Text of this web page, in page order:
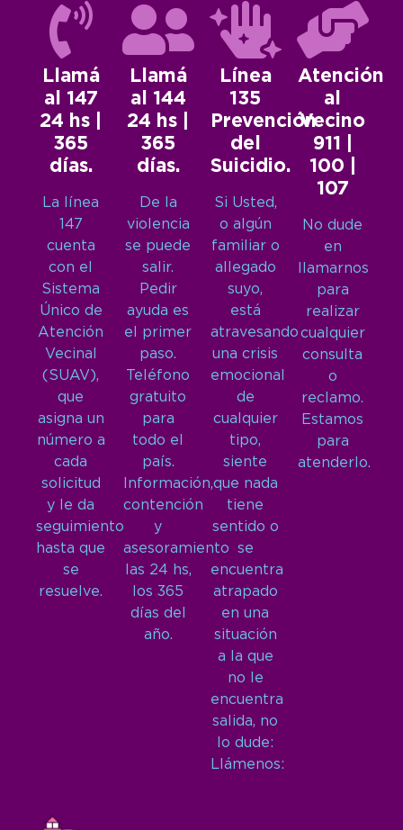
Llamá
al 147
24 hs |
365
días.
La línea
147
cuenta
con el
Sistema
Único de
Atención
Vecinal
(SUAV),
que
asigna un
número a
cada
solicitud
y le da
seguimiento
hasta que
se
resuelve.
Llamá
al 144
24 hs |
365
días.
De la
violencia
se puede
salir.
Pedir
ayuda es
el primer
paso.
Teléfono
gratuito
para
todo el
país.
Información,
contención
y
asesoramiento
las 24 hs,
los 365
días del
año.
Línea
135
Prevención
del
Suicidio.
Si Usted,
o algún
familiar o
allegado
suyo,
está
atravesando
una crisis
emocional
de
cualquier
tipo,
siente
que nada
tiene
sentido o
se
encuentra
atrapado
en una
situación
a la que
no le
encuentra
salida, no
lo dude:
Llámenos:
Atención
al
Vecino
911 |
100 |
107
No dude
en
llamarnos
para
realizar
cualquier
consulta
o
reclamo.
Estamos
para
atenderlo.